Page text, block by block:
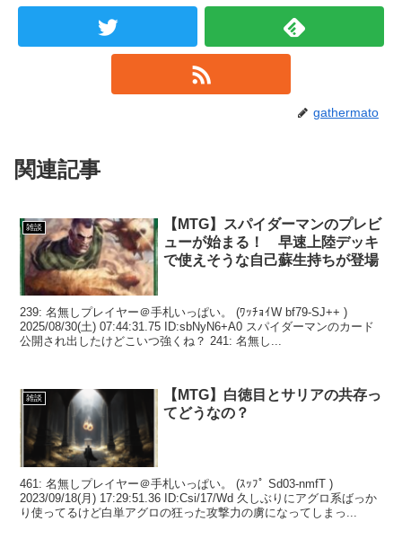
gathermato
関連記事
雑談
【MTG】スパイダーマンのプレビ
ューが始まる！ 早速上陸デッキ
で使えそうな自己蘇生持ちが登場
239: 名無しプレイヤー＠手札いっぱい。 (ﾜｯﾁｮｲW bf79-SJ++ )
2025/08/30(土) 07:44:31.75 ID:sbNyN6+A0 スパイダーマンのカード
公開され出したけどこいつ強くね？ 241: 名無し...
雑談
【MTG】白徳目とサリアの共存っ
てどうなの？
461: 名無しプレイヤー＠手札いっぱい。 (ｽｯﾌﾟ Sd03-nmfT )
2023/09/18(月) 17:29:51.36 ID:Csi/17/Wd 久しぶりにアグロ系ばっか
り使ってるけど白単アグロの狂った攻撃力の虜になってしまっ...